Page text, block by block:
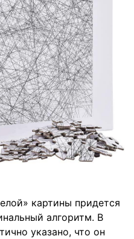
картины придется
алгоритм. В
указано, что он